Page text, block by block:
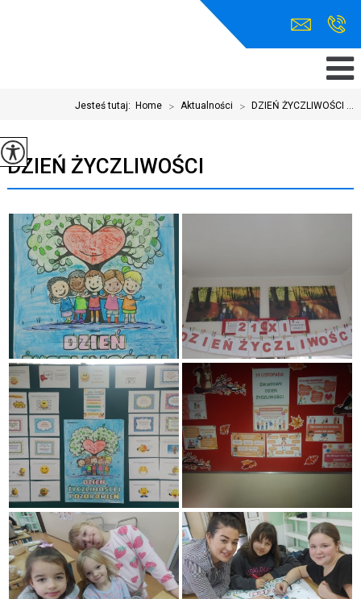
Jesteś tutaj: Home > Aktualności > DZIEŃ ŻYCZLIWOŚCI ...
DZIEŃ ŻYCZLIWOŚCI